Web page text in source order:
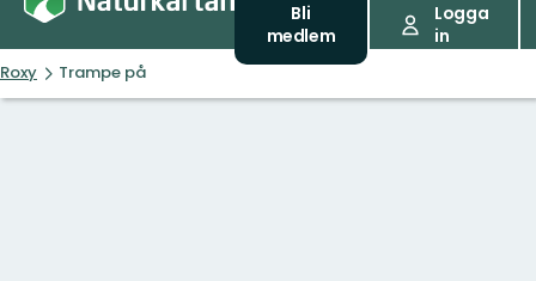
Bli
medlem
Logga
in
Roxy Trampe på